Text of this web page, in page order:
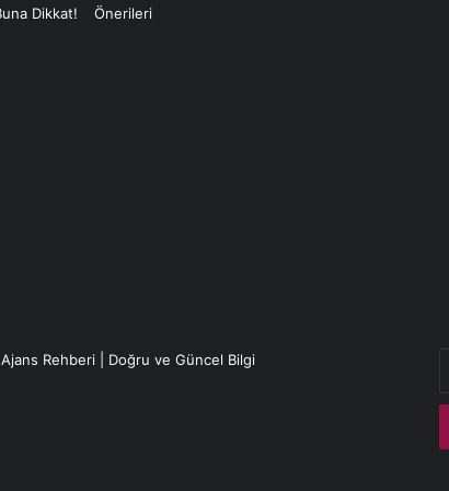
Ajans Rehberi | Doğru ve Güncel Bilgi